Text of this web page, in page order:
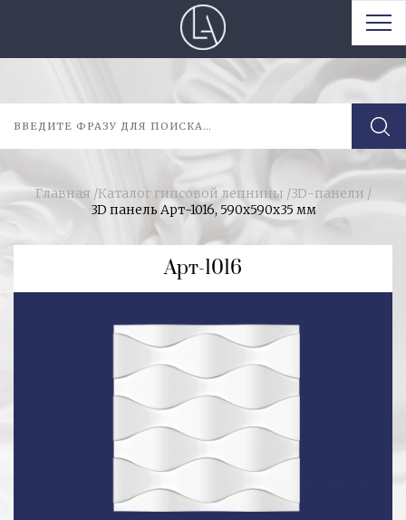
Главная /Каталог гипсовой лепнины /3D-панели /
3D панель Арт-1016, 590х590х35 мм
Арт-1016